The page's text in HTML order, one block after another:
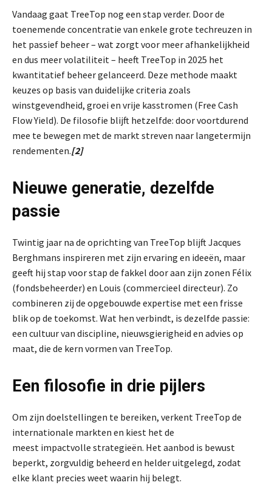
Vandaag gaat TreeTop nog een stap verder. Door de
toenemende concentratie van enkele grote techreuzen in
het passief beheer – wat zorgt voor meer afhankelijkheid
en dus meer volatiliteit – heeft TreeTop in 2025 het
kwantitatief beheer gelanceerd. Deze methode maakt
keuzes op basis van duidelijke criteria zoals
winstgevendheid, groei en vrije kasstromen (Free Cash
Flow Yield). De filosofie blijft hetzelfde: door voortdurend
mee te bewegen met de markt streven naar langetermijn
rendementen.[2]
Nieuwe generatie, dezelfde
passie
Twintig jaar na de oprichting van TreeTop blijft Jacques
Berghmans inspireren met zijn ervaring en ideeën, maar
geeft hij stap voor stap de fakkel door aan zijn zonen Félix
(fondsbeheerder) en Louis (commercieel directeur). Zo
combineren zij de opgebouwde expertise met een frisse
blik op de toekomst. Wat hen verbindt, is dezelfde passie:
een cultuur van discipline, nieuwsgierigheid en advies op
maat, die de kern vormen van TreeTop.
Een filosofie in drie pijlers
Om zijn doelstellingen te bereiken, verkent TreeTop de
internationale markten en kiest het de
meest impactvolle strategieën. Het aanbod is bewust
beperkt, zorgvuldig beheerd en helder uitgelegd, zodat
elke klant precies weet waarin hij belegt.